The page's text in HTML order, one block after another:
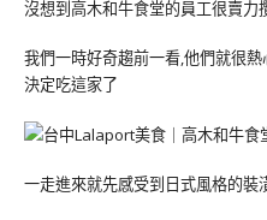
沒想到高木和牛食堂的員工很賣力
我們一時好奇趨前一看,他們就很
決定吃這家了
一走進來就先感受到日式風格的